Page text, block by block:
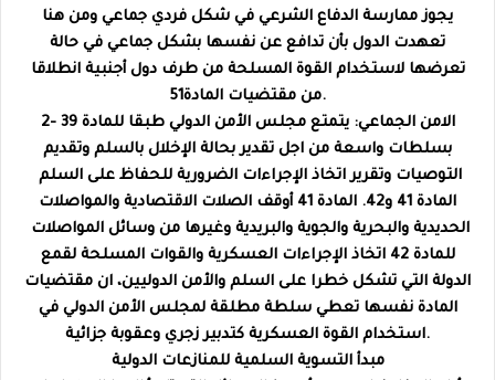
يجوز ممارسة الدفاع الشرعي في شكل فردي جماعي ومن هنا
تعهدت الدول بأن تدافع عن نفسها بشكل جماعي في حالة
تعرضها لاستخدام القوة المسلحة من طرف دول أجنبية انطلاقا
من مقتضيات المادة51.
2- الامن الجماعي: يتمتع مجلس الأمن الدولي طبقا للمادة 39
بسلطات واسعة من اجل تقدير بحالة الإخلال بالسلم وتقديم
التوصيات وتقرير اتخاذ الإجراءات الضرورية للحفاظ على السلم
المادة 41 و42. المادة 41 أوقف الصلات الاقتصادية والمواصلات
الحديدية والبحرية والجوية والبريدية وغيرها من وسائل المواصلات
للمادة 42 اتخاذ الإجراءات العسكرية والقوات المسلحة لقمع
الدولة التي تشكل خطرا على السلم والأمن الدوليين، ان مقتضيات
المادة نفسها تعطي سلطة مطلقة لمجلس الأمن الدولي في
استخدام القوة العسكرية كتدبير زجري وعقوبة جزائية.
مبدأ التسوية السلمية للمنازعات الدولية